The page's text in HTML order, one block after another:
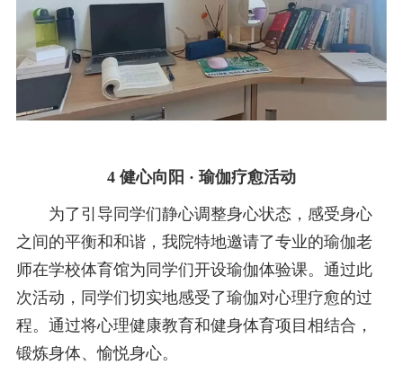
4 健心向阳 · 瑜伽疗愈活动
为了引导同学们静心调整身心状态，感受身心
之间的平衡和和谐，我院特地邀请了专业的瑜伽老
师在学校体育馆为同学们开设瑜伽体验课。通过此
次活动，同学们切实地感受了瑜伽对心理疗愈的过
程。通过将心理健康教育和健身体育项目相结合，
锻炼身体、愉悦身心。